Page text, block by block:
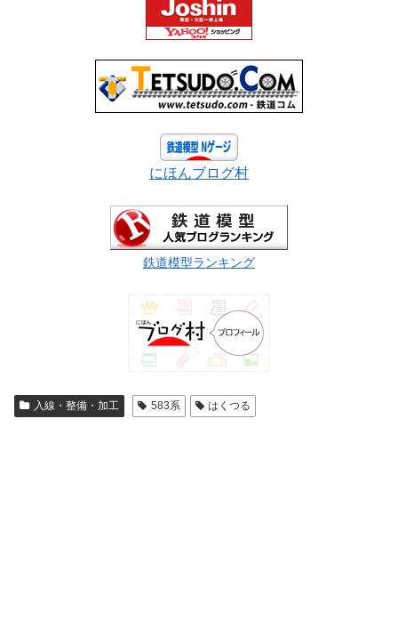
にほんブログ村
鉄道模型ランキング
入線・整備・加工 583系 はくつる